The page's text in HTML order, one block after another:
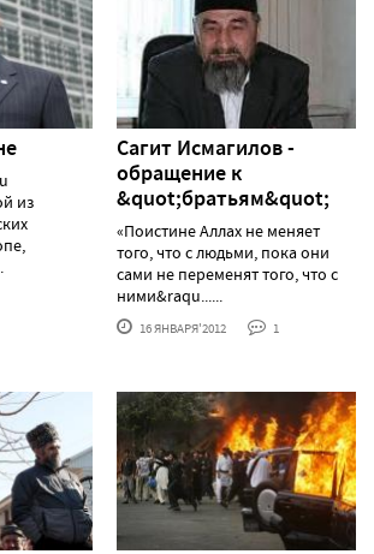
из
Сагит Исмагилов -
обращение к
&quot;братьям&quot;
«Поистине Аллах не меняет
того, что с людьми, пока они
сами не переменят того, что с
ними&raqu......
16 ЯНВАРЯ'2012 1